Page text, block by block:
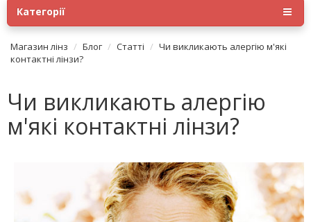
Категорії
Магазин лінз Блог Статті
Чи викликають алергію м'які
контактні лінзи?
Чи викликають алергію
м'які контактні лінзи?